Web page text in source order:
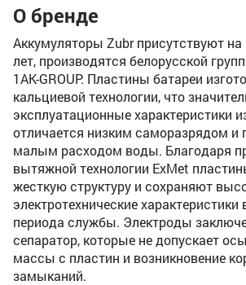
О бренде
Аккумуляторы Zubr присутствуют
лет, производятся белорусской
1AK-GROUP. Пластины батареи
кальциевой технологии, что
эксплуатационные характеристики
отличается низким саморазрядом и
малым расходом воды. Благодаря
вытяжной технологии ExMet
жесткую структуру и сохраняют
электротехнические характеристики
периода службы. Электроды
сепаратор, которые не допускает
массы с пластин и возникновение
замыканий.